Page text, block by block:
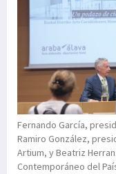
Fernando García,
Ramiro González,
Artium, y Beatriz
Contemporáneo del